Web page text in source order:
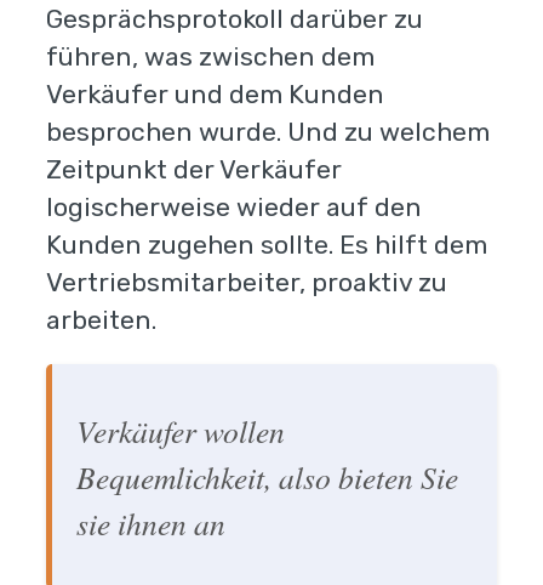
Gesprächsprotokoll darüber zu
führen, was zwischen dem
Verkäufer und dem Kunden
besprochen wurde. Und zu welchem
Zeitpunkt der Verkäufer
logischerweise wieder auf den
Kunden zugehen sollte. Es hilft dem
Vertriebsmitarbeiter, proaktiv zu
arbeiten.
Verkäufer wollen
Bequemlichkeit, also bieten Sie
sie ihnen an